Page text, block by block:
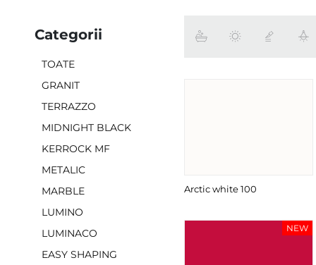
Categorii
TOATE
GRANIT
TERRAZZO
MIDNIGHT BLACK
KERROCK MF
METALIC
MARBLE
LUMINO
LUMINACO
EASY SHAPING
Arctic white 100
NEW